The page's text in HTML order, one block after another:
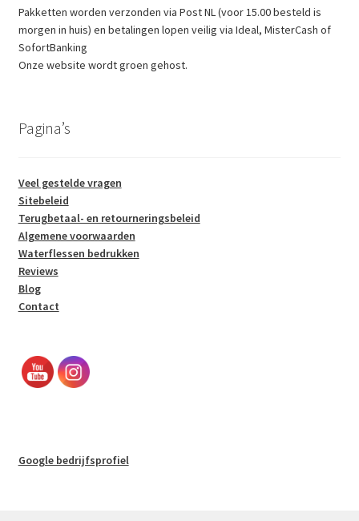
Pakketten worden verzonden via Post NL (voor 15.00 besteld is
morgen in huis) en betalingen lopen veilig via Ideal, MisterCash of
SofortBanking
Onze website wordt groen gehost.
Pagina’s
Veel gestelde vragen
Sitebeleid
Terugbetaal- en retourneringsbeleid
Algemene voorwaarden
Waterflessen bedrukken
Reviews
Blog
Contact
Google bedrijfsprofiel